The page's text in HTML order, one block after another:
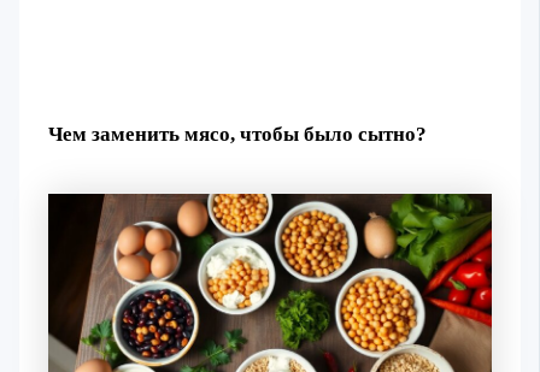
Чем заменить мясо, чтобы было сытно?